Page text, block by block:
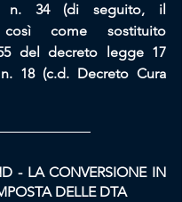
n. 34 (di seguito, il
come sostituito
del decreto legge 17
18 (c.d. Decreto Cura
- LA CONVERSIONE IN
DELLE DTA